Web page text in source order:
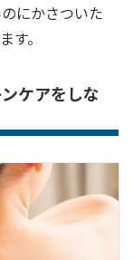
にかさついた
す。
ケアをしな